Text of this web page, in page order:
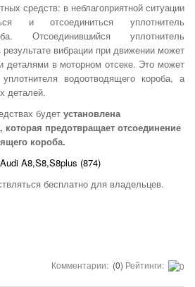
средств: в неблагоприятной ситуации
и отсоединиться уплотнитель
Отсоединившийся уплотнитель
вибрации при движении может
деталями в моторном отсеке. Это может
водоотводящего короба, а
деталей.
будет установлена
предотвращает отсоединение
короба.
A8,S8,S8plus (874)
бесплатно для владельцев.
Комментарии: (0) Рейтинги: